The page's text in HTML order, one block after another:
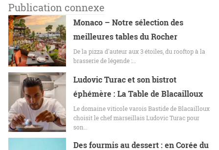
Publication connexe
Monaco – Notre sélection des
meilleures tables du Rocher
De la pizza d'auteur aux 3 étoiles, du rooftop à la
brasserie de légende :…
Ludovic Turac et son bistrot
éphémère : La Table de Blacailloux
Le domaine viticole varois Bastide de Blacailloux
choisit le chef marseillais Ludovic Turac pour
son…
Des fourmis au dessert : en Corée du